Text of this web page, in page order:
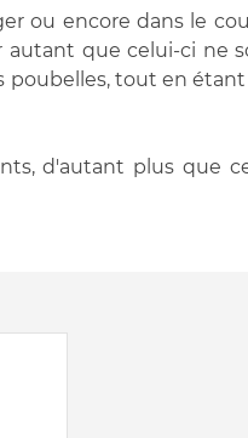
ou encore dans le
que celui-ci ne
poubelles, tout en
d'autant plus que